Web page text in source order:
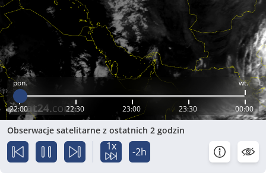
pon. wt.
22:00 22:30 23:00 23:30 00:00
Obserwacje satelitarne z ostatnich 2 godzin
1x -2h